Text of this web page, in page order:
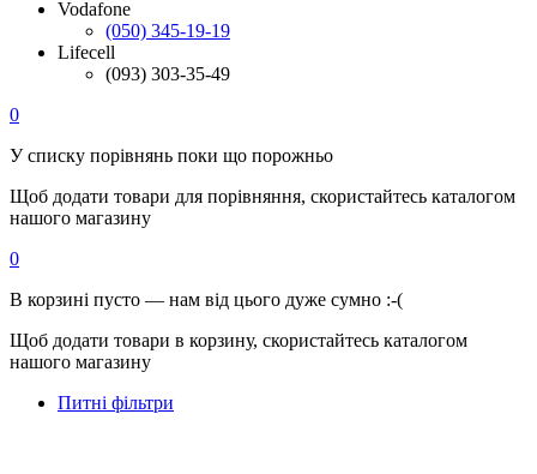
Vodafone
(050) 345-19-19
Lifecell
(093) 303-35-49
0
У списку порівнянь поки що порожньо
Щоб додати товари для порівняння, скористайтесь каталогом
нашого магазину
0
В корзині пусто — нам від цього дуже сумно :-(
Щоб додати товари в корзину, скористайтесь каталогом
нашого магазину
Питні фільтри